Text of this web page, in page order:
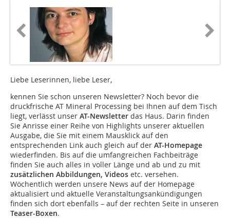
Liebe Leserinnen, liebe Leser,
kennen Sie schon unseren Newsletter? Noch bevor die
druck­frische AT Mineral Processing bei Ihnen auf dem Tisch
liegt, verlässt unser AT-Newsletter das Haus. Darin finden
Sie Anrisse einer Reihe von Highlights unserer aktuellen
Ausgabe, die Sie mit einem Mausklick auf den
entsprechenden Link auch gleich auf der AT-Homepage
wiederfinden. Bis auf die umfangreichen Fachbeiträge
finden Sie auch alles in voller Länge und ab und zu mit
zusätzlichen Abbildungen, Videos etc. versehen.
Wöchentlich werden unsere News auf der Homepage
aktualisiert und aktuelle Veranstaltungsankündigungen
finden sich dort ebenfalls – auf der rechten Seite in unseren
Teaser-Boxen.